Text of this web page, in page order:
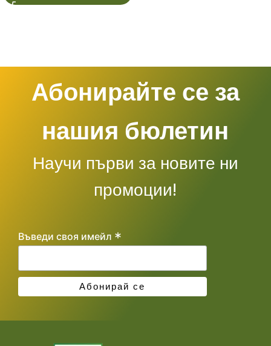
Абонирайте се за
нашия бюлетин
Научи първи за новите ни
промоции!
Въведи своя имейл *